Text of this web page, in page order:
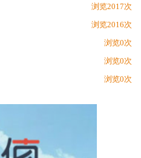
浏览2017次
浏览2016次
浏览0次
浏览0次
浏览0次